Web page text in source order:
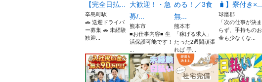
【完全日払...
辛島町駅
🚗 送迎ドライバ
ー募集 🚗 未経験
歓迎...
大歓迎！・急
募/...
熊本市
■お仕事内容■ 生
活保護可能です！
める！／3食
無...
熊本市
「稼げる求人」
たった2週間頑張
れば 手...
🧳】寮付き×...
球磨郡
「次の仕事が決ま
らず、手持ちのお
金も少なくな...